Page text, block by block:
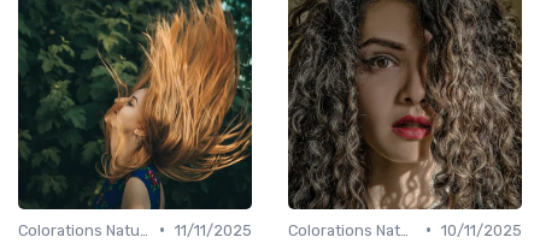
• 11/11/2025
• 10/11/2025